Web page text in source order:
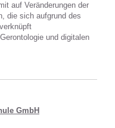
auf Veränderungen der
die sich aufgrund des
und digitalen
GmbH